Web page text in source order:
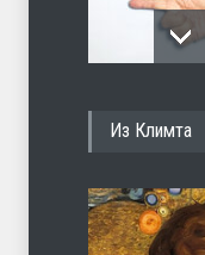
Из Климта